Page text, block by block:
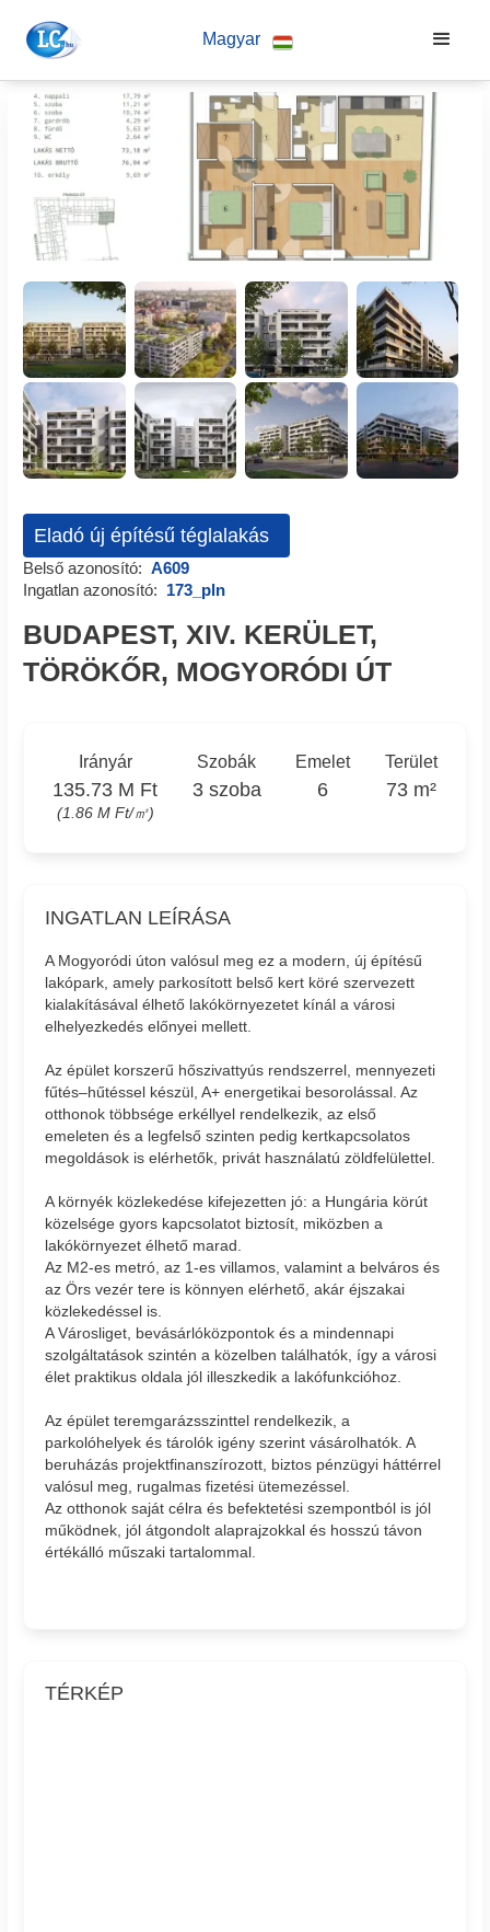
Magyar
Eladó új építésű téglalakás
Belső azonosító: A609
Ingatlan azonosító: 173_pln
BUDAPEST, XIV. KERÜLET,
TÖRÖKŐR, MOGYORÓDI ÚT
Irányár
135.73 M Ft
(1.86 M Ft/㎡)
Szobák
3 szoba
Emelet
6
Terület
73 m²
INGATLAN LEÍRÁSA
A Mogyoródi úton valósul meg ez a modern, új építésű
lakópark, amely parkosított belső kert köré szervezett
kialakításával élhető lakókörnyezetet kínál a városi
elhelyezkedés előnyei mellett.
Az épület korszerű hőszivattyús rendszerrel, mennyezeti
fűtés–hűtéssel készül, A+ energetikai besorolással. Az
otthonok többsége erkéllyel rendelkezik, az első
emeleten és a legfelső szinten pedig kertkapcsolatos
megoldások is elérhetők, privát használatú zöldfelülettel.
A környék közlekedése kifejezetten jó: a Hungária körút
közelsége gyors kapcsolatot biztosít, miközben a
lakókörnyezet élhető marad.
Az M2-es metró, az 1-es villamos, valamint a belváros és
az Örs vezér tere is könnyen elérhető, akár éjszakai
közlekedéssel is.
A Városliget, bevásárlóközpontok és a mindennapi
szolgáltatások szintén a közelben találhatók, így a városi
élet praktikus oldala jól illeszkedik a lakófunkcióhoz.
Az épület teremgarázsszinttel rendelkezik, a
parkolóhelyek és tárolók igény szerint vásárolhatók. A
beruházás projektfinanszírozott, biztos pénzügyi háttérrel
valósul meg, rugalmas fizetési ütemezéssel.
Az otthonok saját célra és befektetési szempontból is jól
működnek, jól átgondolt alaprajzokkal és hosszú távon
értékálló műszaki tartalommal.
TÉRKÉP